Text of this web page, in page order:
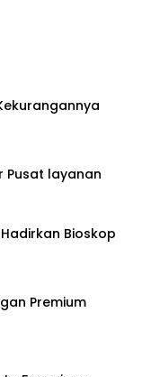
Pusat layanan
Bioskop
Premium